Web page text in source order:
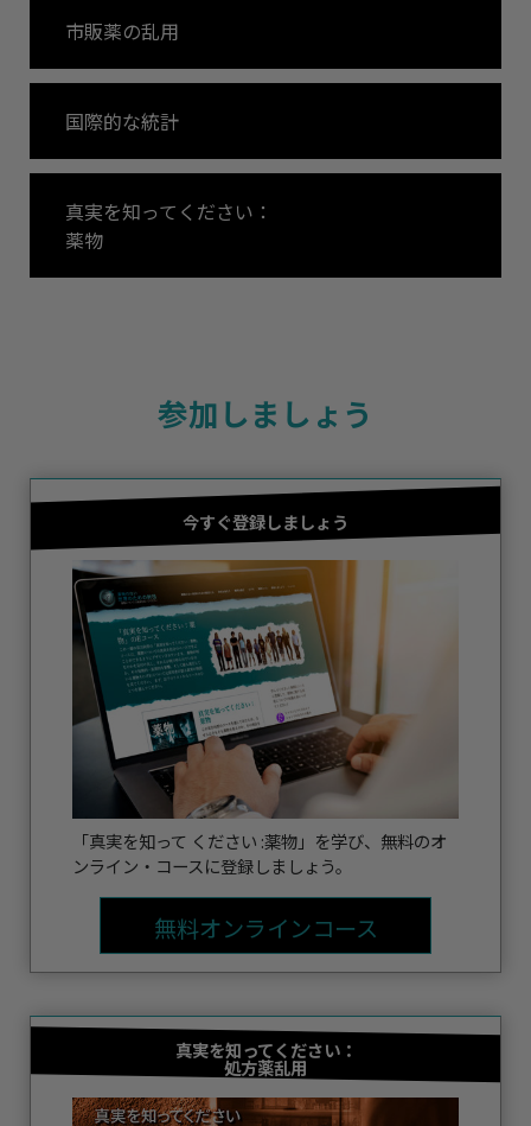
市販薬の乱用
国際的な統計
真実を知ってください：
薬物
参加しましょう
今すぐ登録しましょう
「真実を知って ください :薬物」を学び、無料のオ
ンライン・コースに登録しましょう。
無料オンラインコース
真実を知ってください：
処方薬乱用